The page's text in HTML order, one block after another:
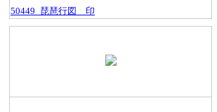
50449_琵琶行図＿印